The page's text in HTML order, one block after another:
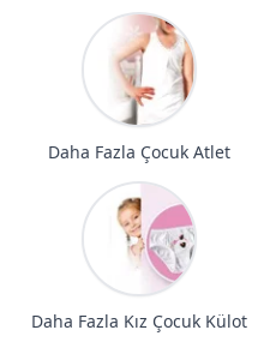
Daha Fazla Çocuk Atlet
Daha Fazla Kız Çocuk Külot